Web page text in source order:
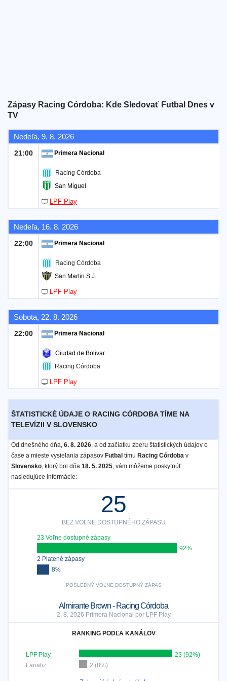
Zápasy Racing Córdoba: Kde Sledovať Futbal Dnes v
TV
Nedeľa, 9. 8. 2026
21:00 Primera Nacional
Racing Córdoba
San Miguel
LPF Play
Nedeľa, 16. 8. 2026
22:00 Primera Nacional
Racing Córdoba
San Martin S.J.
LPF Play
Sobota, 22. 8. 2026
22:00 Primera Nacional
Ciudad de Bolivar
Racing Córdoba
LPF Play
ŠTATISTICKÉ ÚDAJE O RACING CÓRDOBA TÍME NA
TELEVÍZII V SLOVENSKO
Od dnešného dňa, 6. 8. 2026, a od začiatku zberu štatistických údajov o
čase a mieste vysielania zápasov Futbal tímu Racing Córdoba v
Slovensko, ktorý bol dňa 18. 5. 2025, vám môžeme poskytnúť
nasledujúce informácie:
25
BEZ VOĽNE DOSTUPNÉHO ZÁPASU
23 Voľne dostupné zápasy
92%
2 Platené zápasy
8%
POSLEDNÝ VOĽNE DOSTUPNÝ ZÁPAS
Almirante Brown - Racing Córdoba
2. 8. 2026 Primera Nacional por LPF Play
RANKING PODĽA KANÁLOV
LPF Play
23 (92%)
Fanatiz
2 (8%)